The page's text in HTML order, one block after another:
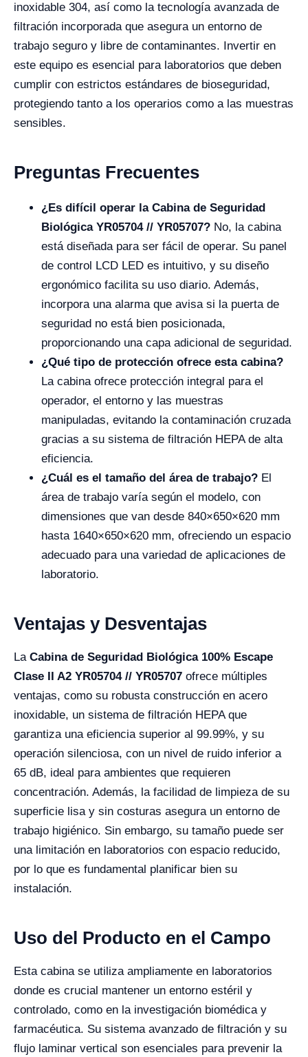
inoxidable 304, así como la tecnología avanzada de
filtración incorporada que asegura un entorno de
trabajo seguro y libre de contaminantes. Invertir en
este equipo es esencial para laboratorios que deben
cumplir con estrictos estándares de bioseguridad,
protegiendo tanto a los operarios como a las muestras
sensibles.
Preguntas Frecuentes
¿Es difícil operar la Cabina de Seguridad
Biológica YR05704 // YR05707? No, la cabina
está diseñada para ser fácil de operar. Su panel
de control LCD LED es intuitivo, y su diseño
ergonómico facilita su uso diario. Además,
incorpora una alarma que avisa si la puerta de
seguridad no está bien posicionada,
proporcionando una capa adicional de seguridad.
¿Qué tipo de protección ofrece esta cabina?
La cabina ofrece protección integral para el
operador, el entorno y las muestras
manipuladas, evitando la contaminación cruzada
gracias a su sistema de filtración HEPA de alta
eficiencia.
¿Cuál es el tamaño del área de trabajo? El
área de trabajo varía según el modelo, con
dimensiones que van desde 840×650×620 mm
hasta 1640×650×620 mm, ofreciendo un espacio
adecuado para una variedad de aplicaciones de
laboratorio.
Ventajas y Desventajas
La Cabina de Seguridad Biológica 100% Escape
Clase II A2 YR05704 // YR05707 ofrece múltiples
ventajas, como su robusta construcción en acero
inoxidable, un sistema de filtración HEPA que
garantiza una eficiencia superior al 99.99%, y su
operación silenciosa, con un nivel de ruido inferior a
65 dB, ideal para ambientes que requieren
concentración. Además, la facilidad de limpieza de su
superficie lisa y sin costuras asegura un entorno de
trabajo higiénico. Sin embargo, su tamaño puede ser
una limitación en laboratorios con espacio reducido,
por lo que es fundamental planificar bien su
instalación.
Uso del Producto en el Campo
Esta cabina se utiliza ampliamente en laboratorios
donde es crucial mantener un entorno estéril y
controlado, como en la investigación biomédica y
farmacéutica. Su sistema avanzado de filtración y su
flujo laminar vertical son esenciales para prevenir la